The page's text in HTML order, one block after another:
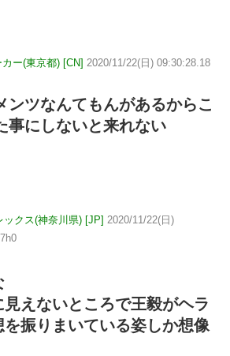
ー(東京都) [CN] 2020/11/22(日) 09:30:28.18
ンツなんてもんがあるからこ
事にしないと来れない
ックス(神奈川県) [JP] 2020/11/22(日)
えないところで王毅がヘラ
振りまいている姿しか想像